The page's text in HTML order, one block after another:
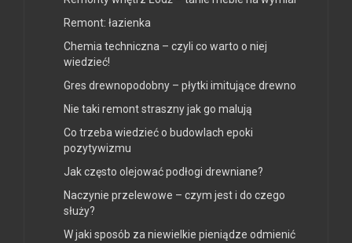
Remont: łazienka
Chemia techniczna – czyli co warto o niej
wiedzieć!
Gres drewnopodobny – płytki imitujące drewno
Nie taki remont straszny jak go malują
Co trzeba wiedzieć o budowlach epoki
pozytywizmu
Jak często olejować podłogi drewniane?
Naczynie przelewowe – czym jest i do czego
służy?
W jaki sposób za niewielkie pieniądze odmienić